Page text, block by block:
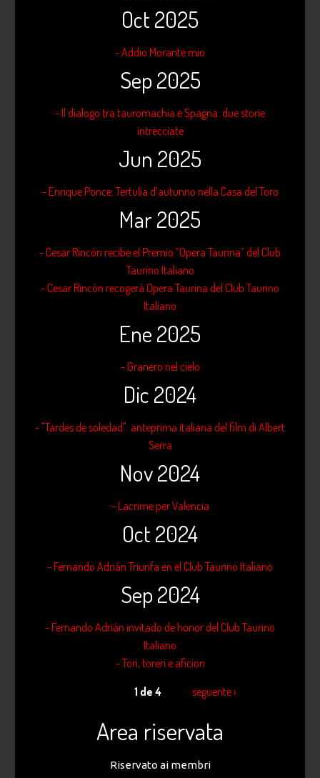
Oct 2025
- Addio Morante mio
Sep 2025
- Il dialogo tra tauromachia e Spagna: due storie
intrecciate
Jun 2025
- Enrique Ponce: Tertulia d’autunno nella Casa del Toro
Mar 2025
- Cesar Rincón recibe el Premio “Opera Taurina” del Club
Taurino Italiano
- Cesar Rincòn recogerà Opera Taurina del Club Taurino
Italiano
Ene 2025
- Granero nel cielo
Dic 2024
- "Tardes de soledad": anteprima italiana del film di Albert
Serra
Nov 2024
- Lacrime per Valencia
Oct 2024
- Fernando Adrián Triunfa en el Club Taurino Italiano
Sep 2024
- Fernando Adrián invitado de honor del Club Taurino
Italiano
- Tori, toreri e aficion
1 de 4
seguente ›
Area riservata
Riservato ai membri